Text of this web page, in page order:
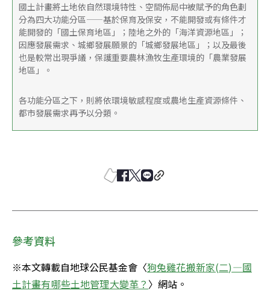
國土計畫將土地依自然環境特性、空間佈局中被賦予的角色劃
分為四大功能分區——基於保育及保安，不能開發或有條件才
能開發的「國土保育地區」；陸地之外的「海洋資源地區」；
因應發展需求、城鄉發展願景的「城鄉發展地區」；以及最後
也是較常出現爭議，保護重要農林漁牧生產環境的「農業發展
地區」。
各功能分區之下，則將依環境敏感程度或農地生產資源條件、
都市發展需求再予以分類。
參考資料
※本文轉載自地球公民基金會〈狗兔雞花搬新家(二)—國
土計畫有哪些土地管理大變革？ 〉網站。